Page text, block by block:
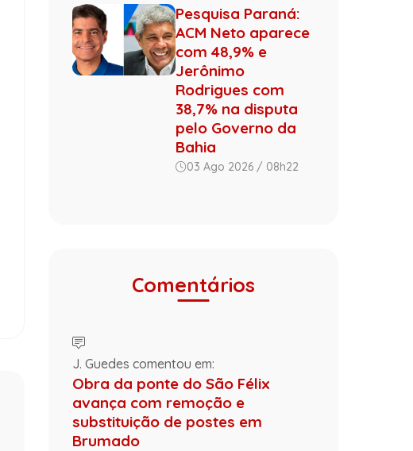
Pesquisa Paraná:
ACM Neto aparece
com 48,9% e
Jerônimo
Rodrigues com
38,7% na disputa
pelo Governo da
Bahia
03 Ago 2026 / 08h22
Comentários
J. Guedes comentou em:
Obra da ponte do São Félix
avança com remoção e
substituição de postes em
Brumado